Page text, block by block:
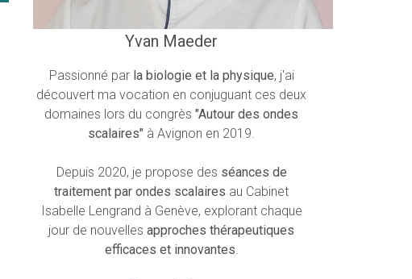
Yvan Maeder
Passionné par la biologie et la physique, j'ai
découvert ma vocation en conjuguant ces deux
domaines lors du congrès"Autour des ondes
scalaires" à Avignon en 2019.
Depuis 2020, je propose des séances de
traitement par ondes scalaires au Cabinet
Isabelle Lengrand à Genève, explorant chaque
jour de nouvellesapproches thérapeutiques
efficaces et innovantes.